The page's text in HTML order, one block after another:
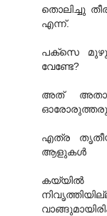
തൊലിച്ചു
എന്ന്.
പക്സെ
വേണ്ടേ?
അത്‌ അതാതു
എത്ര
ആളുകള്‍
കയ്യില്‍